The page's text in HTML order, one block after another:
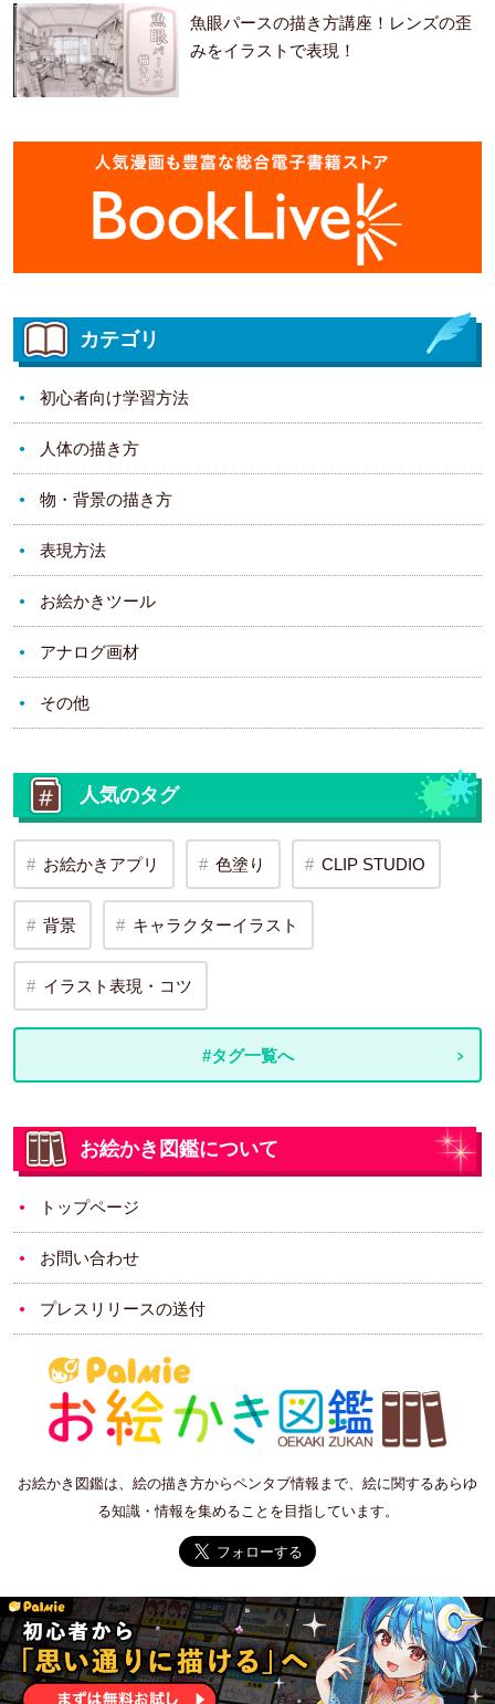
魚眼パースの描き方講座！レンズの歪
みをイラストで表現！
カテゴリ
初心者向け学習方法
人体の描き方
物・背景の描き方
表現方法
お絵かきツール
アナログ画材
その他
人気のタグ
お絵かきアプリ 色塗り CLIP STUDIO
背景 キャラクターイラスト
イラスト表現・コツ
#タグ一覧へ
お絵かき図鑑について
トップページ
お問い合わせ
プレスリリースの送付
お絵かき図鑑は、絵の描き方からペンタブ情報まで、絵に関するあらゆ
る知識・情報を集めることを目指しています。